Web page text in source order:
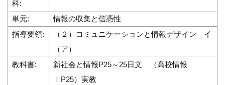
科:
単元:
情報の収集と信憑性
指導要領:
（２）コミュニケーションと情報デザイン イ
（ア）
教科書:
新社会と情報P25～25日文 （高校情報
ⅠP25）実教